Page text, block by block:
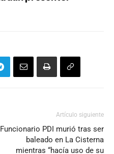
Artículo siguiente
Funcionario PDI murió tras ser
baleado en La Cisterna
mientras “hacía uso de su